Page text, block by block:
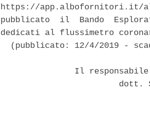
https://app.albofornitori.it/
pubblicato  il  Bando
dedicati al flussimetro
(pubblicato: 12/4/2019 -
Il